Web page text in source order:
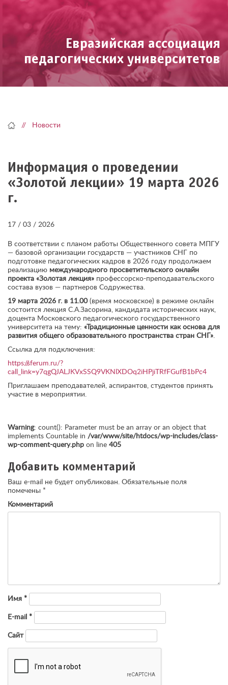
Skip
Евразийская ассоциация
педагогических университетов
Новости
Информация о проведении
«Золотой лекции» 19 марта 2026
г.
17 / 03 / 2026
В соответствии с планом работы Общественного совета МПГУ
— базовой организации государств — участников СНГ по
подготовке педагогических кадров в 2026 году продолжаем
реализацию международного просветительского онлайн
проекта «Золотая лекция» профессорско-преподавательского
состава вузов — партнеров Содружества.
19 марта 2026 г. в 11.00(время московское) в режиме онлайн
состоится лекция С.А.Засорина, кандидата исторических наук,
доцента Московского педагогического государственного
университета на тему: «Традиционные ценности как основа для
развития общего образовательного пространства стран СНГ ».
Ссылка для подключения:
https://sferum.ru/?
call_link=y7qgQJALJKVxSSQ9VKNlXDOq2iHPjiTRfFGufB1bPc4
Приглашаем преподавателей, аспирантов, студентов принять
участие в мероприятии.
Warning: count(): Parameter must be an array or an object that
implements Countable in /var/www/site/htdocs/wp-includes/class-
wp-comment-query.php on line 405
Добавить комментарий
Ваш e-mail не будет опубликован. Обязательные поля
помечены *
Комментарий
Имя *
E-mail *
Сайт